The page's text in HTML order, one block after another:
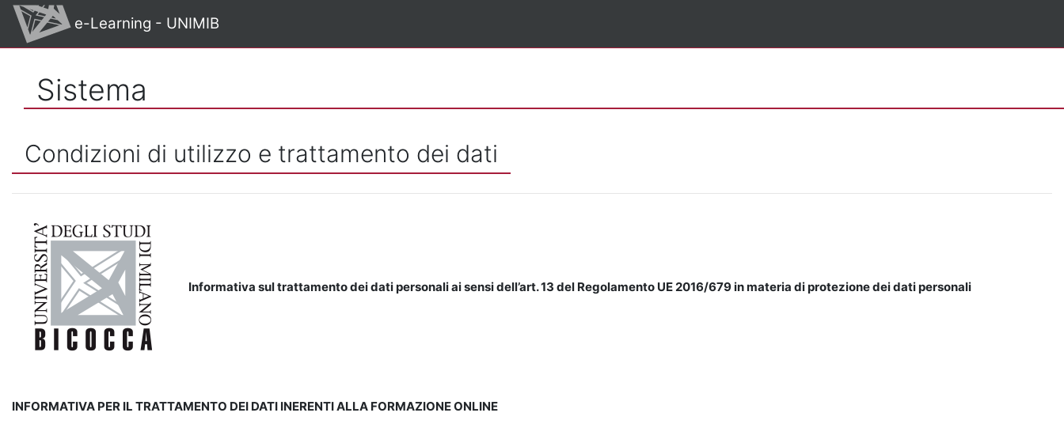
Vai al contenuto principale
e-Learning - UNIMIB
Sistema
Condizioni di utilizzo e trattamento dei dati
Informativa sul trattamento dei dati personali ai sensi dell’art. 13 del Regolamento UE 2016/679 in materia di protezione dei dati personali
INFORMATIVA PER IL TRATTAMENTO DEI DATI INERENTI ALLA FORMAZIONE ONLINE